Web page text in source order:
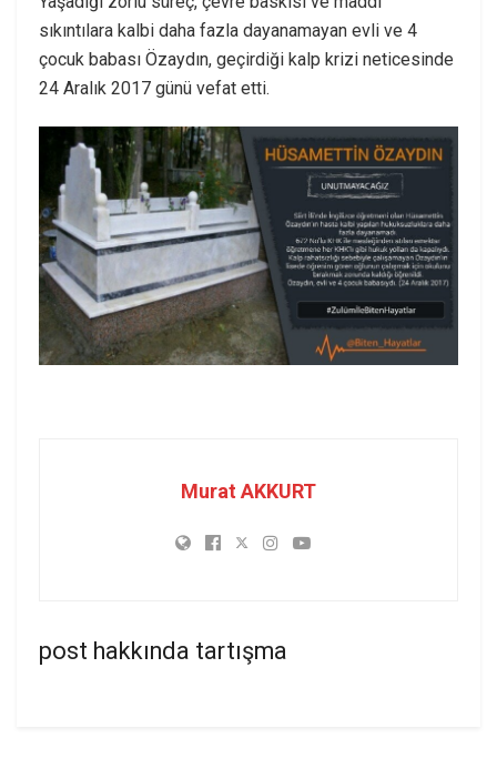
sıkıntılara kalbi daha fazla dayanamayan evli ve 4
çocuk babası Özaydın, geçirdiği kalp krizi neticesinde
24 Aralık 2017 günü vefat etti.
Murat AKKURT
post hakkında tartışma